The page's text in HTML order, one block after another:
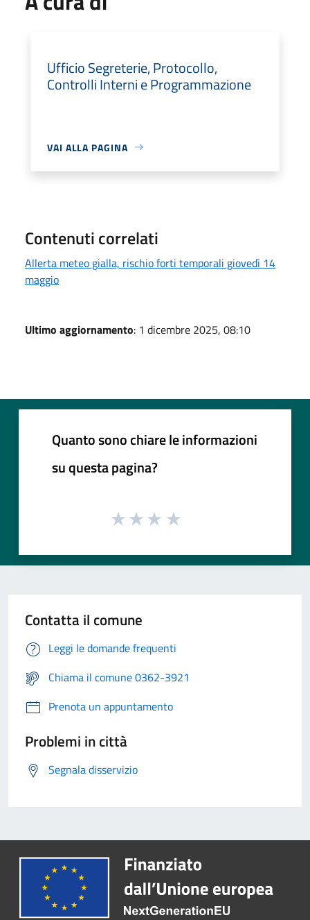
Ufficio Segreterie, Protocollo,
Controlli Interni e Programmazione
VAI ALLA PAGINA
Contenuti correlati
Allerta meteo gialla, rischio forti temporali giovedì 14
maggio
Ultimo aggiornamento: 1 dicembre 2025, 08:10
Quanto sono chiare le informazioni
su questa pagina?
Contatta il comune
Leggi le domande frequenti
Chiama il comune 0362-3921
Prenota un appuntamento
Problemi in città
Segnala disservizio